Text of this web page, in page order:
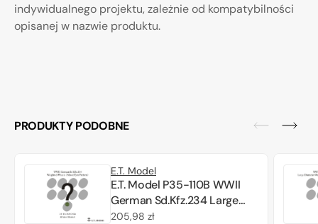
indywidualnego projektu, zależnie od kompatybilności
opisanej w nazwie produktu.
PRODUKTY PODOBNE
E.T. Model
E.T. Model P35-110B WWII
German Sd.Kfz.234 Large
Diameter Weighted Wheels
Cena
205,98 zł